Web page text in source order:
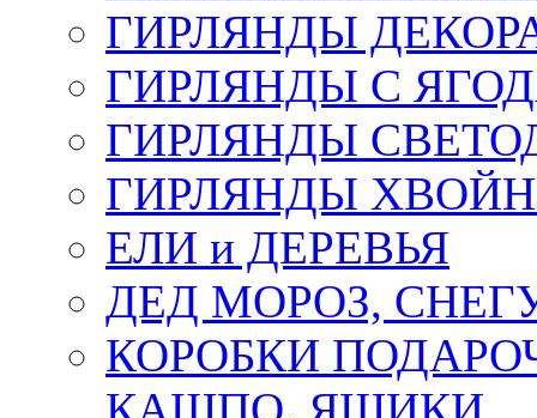
ГИРЛЯНДЫ
ГИРЛЯНДЫ С
ГИРЛЯНДЫ
ГИРЛЯНДЫ
ЕЛИ и ДЕРЕВЬЯ
ДЕД МОРОЗ,
КОРОБКИ